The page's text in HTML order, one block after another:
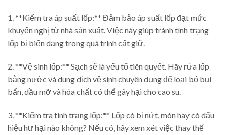
1. **Kiểm tra áp suất lốp:** Đảm bảo áp suất lốp đạt mức
khuyến nghị từ nhà sản xuất. Việc này giúp tránh tình trạng
lốp bị biến dạng trong quá trình cất giữ.
2. **Vệ sinh lốp:** Sạch sẽ là yếu tố tiên quyết. Hãy rửa lốp
bằng nước và dung dịch vệ sinh chuyên dụng để loại bỏ bụi
bẩn, dầu mỡ và hóa chất có thể gây hại cho cao su.
3. **Kiểm tra tình trạng lốp:** Lốp có bị nứt, mòn hay có dấu
hiệu hư hại nào không? Nếu có, hãy xem xét việc thay thế